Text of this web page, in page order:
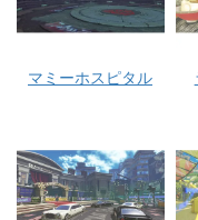
マミーホスピタル